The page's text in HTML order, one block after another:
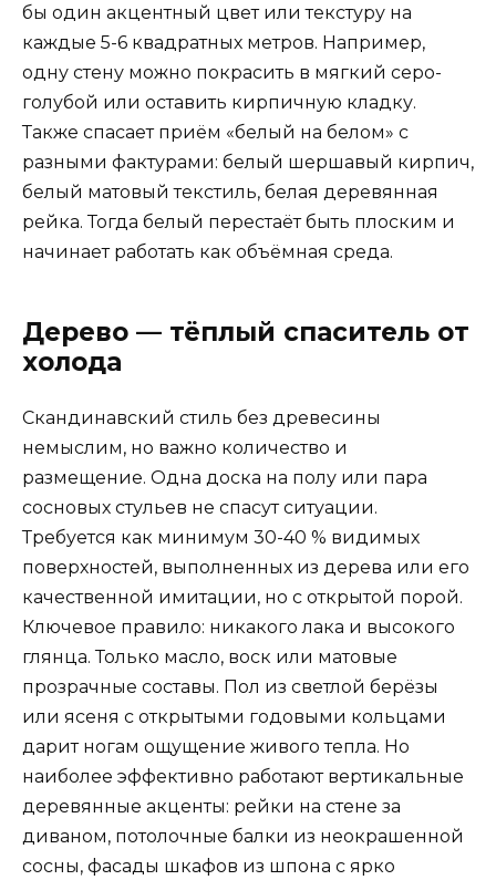
бы один акцентный цвет или текстуру на
каждые 5-6 квадратных метров. Например,
одну стену можно покрасить в мягкий серо-
голубой или оставить кирпичную кладку.
Также спасает приём «белый на белом» с
разными фактурами: белый шершавый кирпич,
белый матовый текстиль, белая деревянная
рейка. Тогда белый перестаёт быть плоским и
начинает работать как объёмная среда.
Дерево — тёплый спаситель от
холода
Скандинавский стиль без древесины
немыслим, но важно количество и
размещение. Одна доска на полу или пара
сосновых стульев не спасут ситуации.
Требуется как минимум 30-40 % видимых
поверхностей, выполненных из дерева или его
качественной имитации, но с открытой порой.
Ключевое правило: никакого лака и высокого
глянца. Только масло, воск или матовые
прозрачные составы. Пол из светлой берёзы
или ясеня с открытыми годовыми кольцами
дарит ногам ощущение живого тепла. Но
наиболее эффективно работают вертикальные
деревянные акценты: рейки на стене за
диваном, потолочные балки из неокрашенной
сосны, фасады шкафов из шпона с ярко